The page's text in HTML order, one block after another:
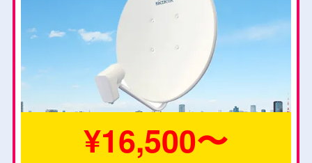
¥16,500〜